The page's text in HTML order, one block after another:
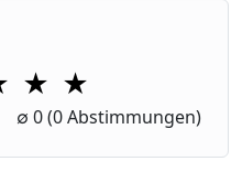
3 Stars
★
4 Stars
★
5 Stars
∅ 0(0 Abstimmungen)